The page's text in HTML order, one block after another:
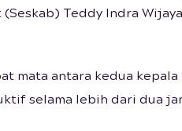
Teddy Indra
mata antara kedua kepala
selama lebih dari dua